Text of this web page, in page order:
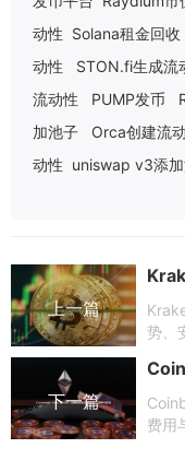
动性 Solana租金回收
动性
STON.fi生成流
流动性
PUMP发币
加池子
Orca创建流
动性 uniswap v3添
上一篇
势、
下一篇
费用